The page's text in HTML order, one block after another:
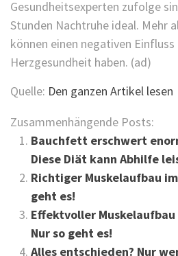
Gesundheitsexperten zufolge
Stunden Nachtruhe ideal. Mehr
können einen negativen
Herzgesundheit haben. (ad)
Quelle: Den ganzen Artikel lesen
Zusammenhängende Posts:
Bauchfett erschwert
Diese Diät kann Abhilfe
Richtiger Muskelaufbau
geht es!
Effektvoller Muskelaufbau
Nur so geht es!
Alles entschieden? Nur